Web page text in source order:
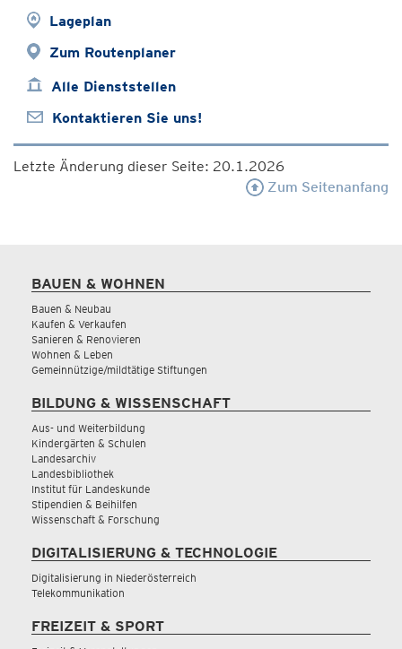
Lageplan
Zum Routenplaner
Alle Dienststellen
Kontaktieren Sie uns!
Letzte Änderung dieser Seite: 20.1.2026
Zum Seitenanfang
BAUEN & WOHNEN
Bauen & Neubau
Kaufen & Verkaufen
Sanieren & Renovieren
Wohnen & Leben
Gemeinnützige/mildtätige Stiftungen
BILDUNG & WISSENSCHAFT
Aus- und Weiterbildung
Kindergärten & Schulen
Landesarchiv
Landesbibliothek
Institut für Landeskunde
Stipendien & Beihilfen
Wissenschaft & Forschung
DIGITALISIERUNG & TECHNOLOGIE
Digitalisierung in Niederösterreich
Telekommunikation
FREIZEIT & SPORT